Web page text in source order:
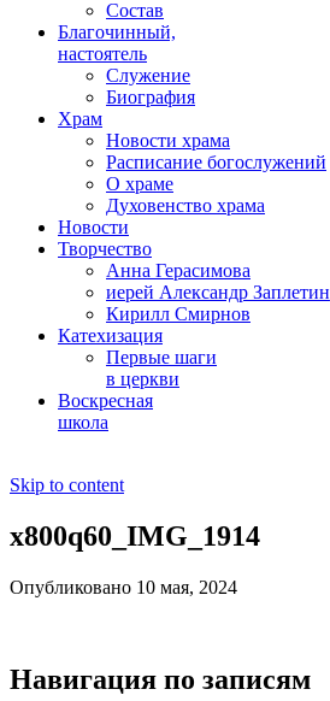
Состав
Благочинный,
настоятель
Служение
Биография
Храм
Новости храма
Расписание богослужений
О храме
Духовенство храма
Новости
Творчество
Анна Герасимова
иерей Александр Заплетин
Кирилл Смирнов
Катехизация
Первые шаги
в церкви
Воскресная
школа
Skip to content
x800q60_IMG_1914
Опубликовано 10 мая, 2024
Навигация по записям